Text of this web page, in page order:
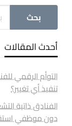
أحدث المقالات
التوأم الرقمي
تنفيذ أي تغيير؟
الفنادق ذاتية
دون موظفي